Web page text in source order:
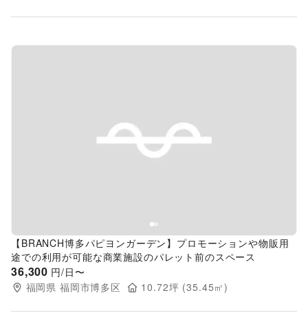
Previous slide
【BRANCH博多パピヨンガーデン】プロモーションや物販用
途での利用が可能な商業施設のパレット前のスペース
36,300 円/日〜
福岡県 福岡市博多区 10.72坪 (35.45㎡)